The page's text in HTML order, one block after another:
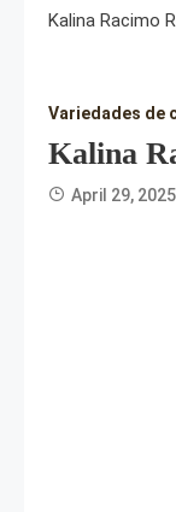
Kalina Racimo
Variedades de
Kalina
April 29, 2025